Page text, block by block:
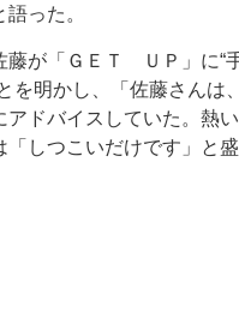
った。
が「ＧＥＴ ＵＰ」に“
を明かし、「佐藤さんは
ドバイスしていた。熱い
「しつこいだけです」と